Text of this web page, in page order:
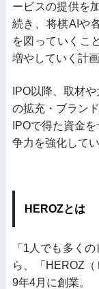
ービスの提供を
続き、将棋AIや
を図っていくこ
増やしていく計画
IPO以降、取材
の拡充・ブラン
IPOで得た資金
争力を強化して
HEROZとは
「1人でも多く
ら、「HEROZ
9年4月に創業。